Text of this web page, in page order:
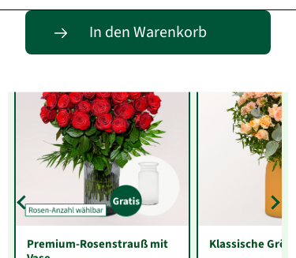
In den Warenkorb
Entdecke passende Alternativen
Premium-Rosenstrauß mit
Klassische Größe